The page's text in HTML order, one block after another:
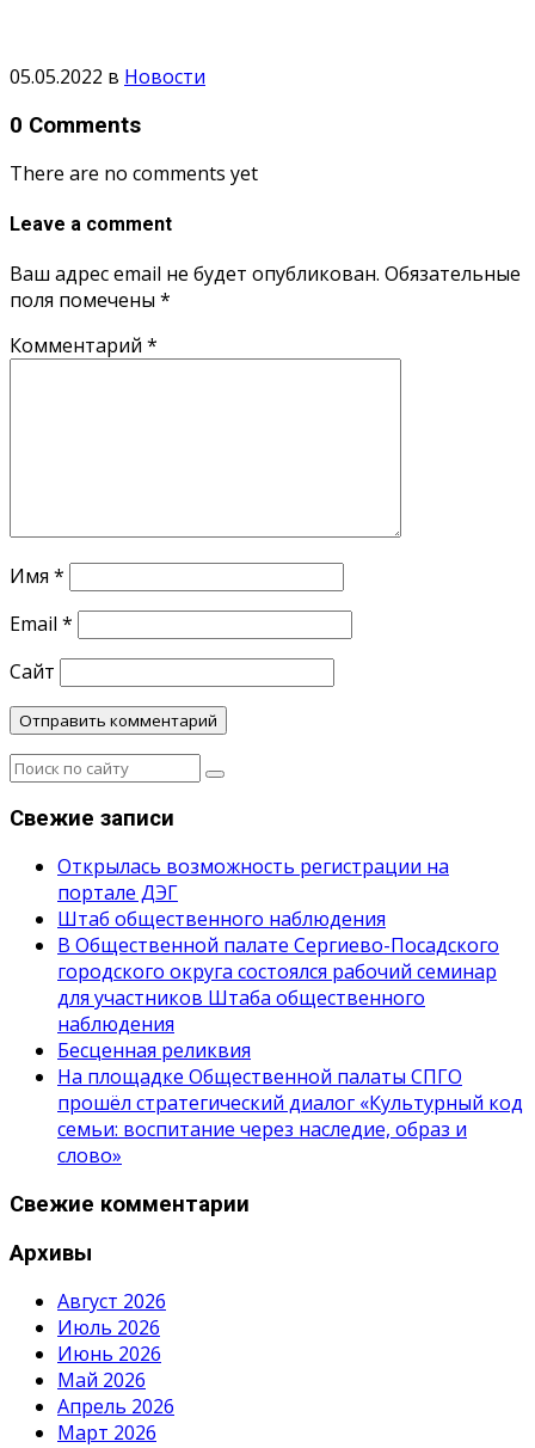
05.05.2022 в Новости
0 Comments
There are no comments yet
Leave a comment
Ваш адрес email не будет опубликован. Обязательные
поля помечены *
Комментарий *
Имя *
Email *
Сайт
Свежие записи
Открылась возможность регистрации на
портале ДЭГ
Штаб общественного наблюдения
В Общественной палате Сергиево-Посадского
городского округа состоялся рабочий семинар
для участников Штаба общественного
наблюдения
Бесценная реликвия
На площадке Общественной палаты СПГО
прошёл стратегический диалог «Культурный код
семьи: воспитание через наследие, образ и
слово»
Свежие комментарии
Архивы
Август 2026
Июль 2026
Июнь 2026
Май 2026
Апрель 2026
Март 2026